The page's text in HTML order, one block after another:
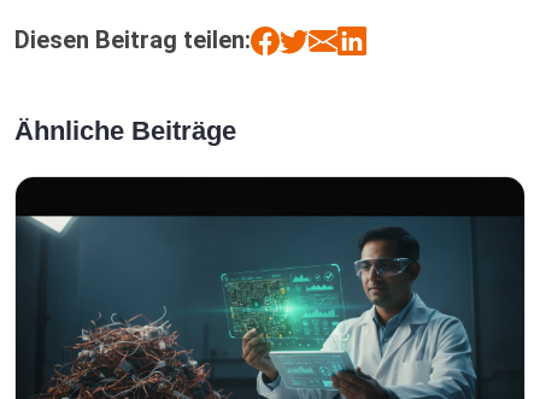
Diesen Beitrag teilen:
Ähnliche Beiträge